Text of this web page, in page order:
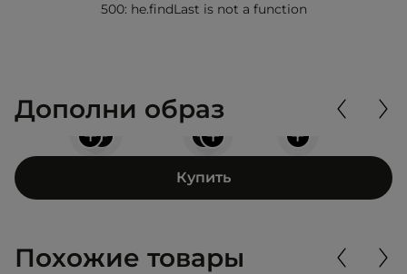
500: he.findLast is not a function
Дополни образ
+
+ + +
+
Купить
Похожие товары